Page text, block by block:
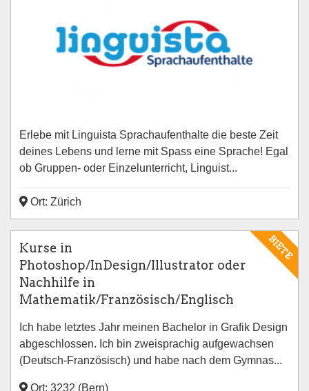
Erlebe mit Linguista Sprachaufenthalte die beste Zeit
deines Lebens und lerne mit Spass eine Sprache! Egal
ob Gruppen- oder Einzelunterricht, Linguist...
Ort: Zürich
BIETE
Kurse in
Photoshop/InDesign/Illustrator oder
Nachhilfe in
Mathematik/Französisch/Englisch
Ich habe letztes Jahr meinen Bachelor in Grafik Design
abgeschlossen. Ich bin zweisprachig aufgewachsen
(Deutsch-Französisch) und habe nach dem Gymnas...
Ort: 3232 (Bern)